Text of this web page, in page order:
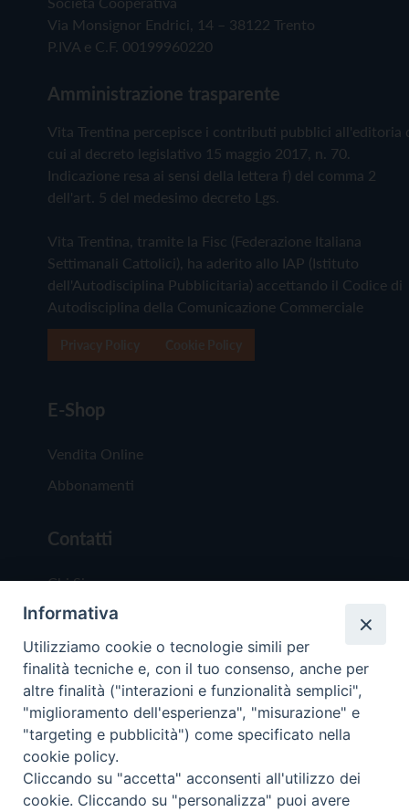
Via Monsignor Endrici, 14 – 38122 Trento
P.IVA e C.F. 00199960220
Amministrazione trasparente
Vita Trentina percepisce i contributi pubblici all'editoria
cui al decreto legislativo 15 maggio 2017, n. 70.
Indicazione resa ai sensi della lettera f) del comma 2
dell'art. 5 del medesimo decreto Lgs.
Vita Trentina, tramite la Fisc (Federazione Italiana
Settimanali Cattolici), ha aderito allo IAP (Istituto
dell'Autodisciplina Pubblicitaria) accettando il Codice di
Autodisciplina della Comunicazione Commerciale
E-Shop
Vendita Online
Abbonamenti
Contatti
Chi Siamo
Redazione
Scrivici
Copyright © 2019 - Tutti i diritti riservati - Vita
Trentina Editrice
Informativa
Utilizziamo cookie o tecnologie simili per
finalità tecniche e, con il tuo consenso, anche per
altre finalità ("interazioni e funzionalità semplici",
"miglioramento dell'esperienza", "misurazione" e
"targeting e pubblicità") come specificato nella
cookie policy.
Cliccando su "accetta" acconsenti all'utilizzo dei
cookie. Cliccando su "personalizza" puoi avere